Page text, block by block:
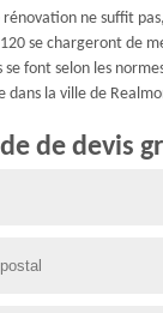
rénovation ne suffit
se chargeront de
se font selon les
dans la ville de
de devis